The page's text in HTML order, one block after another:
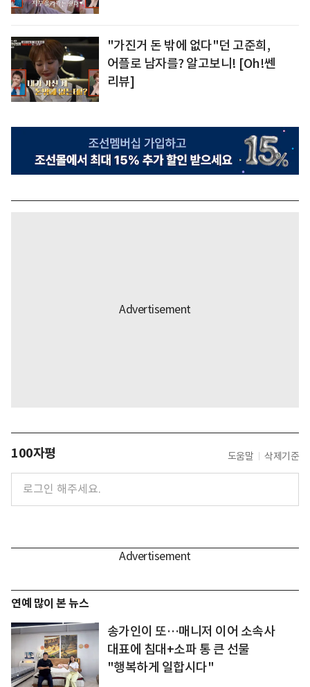
"가진거 돈 밖에 없다"던 고준희,
어플로 남자를? 알고보니! [Oh!쎈
리뷰]
100자평 도움말 삭제기준
연예 많이 본 뉴스
송가인이 또…매니저 이어 소속사
대표에 침대+소파 통 큰 선물
"행복하게 일합시다"